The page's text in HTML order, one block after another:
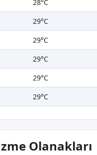
28°C
29°C
29°C
29°C
29°C
29°C
Olanakları